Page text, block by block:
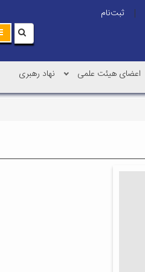
|
ثبت‌نام
اعضای هیئت علمی نهاد رهبری